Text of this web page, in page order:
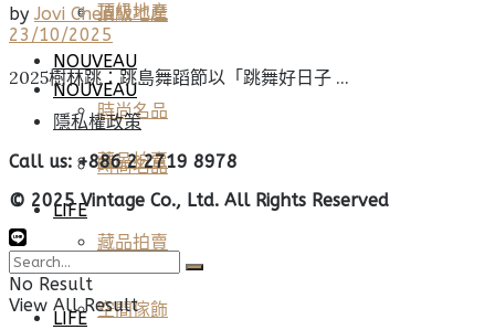
頂級地產
NOUVEAU
時尚名品
藏品拍賣
LIFE
頂級地產
NOUVEAU
時尚名品
藏品拍賣
LIFE
空間傢飾
by Jovi Chen
23/10/2025
2025樹林跳：跳島舞蹈節以「跳舞好日子 ...
隱私權政策
Call us: +886 2 2719 8978
© 2025 Vintage Co., Ltd. All Rights Reserved
No Result
View All Result